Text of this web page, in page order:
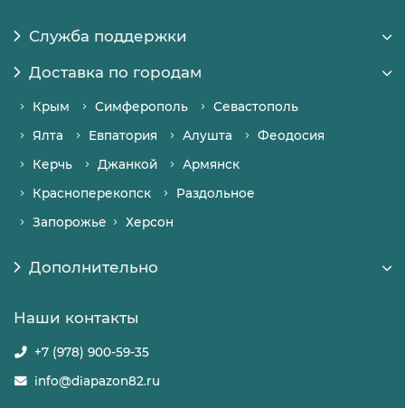
Служба поддержки
Доставка по городам
Крым Симферополь
Севастополь
Ялта
Евпатория Алушта
Феодосия
Керчь
Джанкой
Армянск
Красноперекопск
Раздольное
Запорожье
Херсон
Дополнительно
Наши контакты
+7 (978) 900-59-35
info@diapazon82.ru